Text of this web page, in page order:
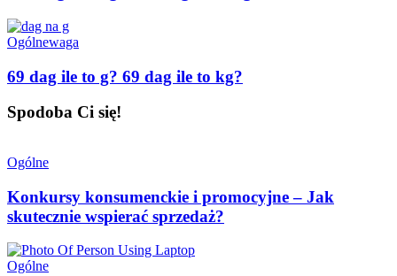
Ogólnewaga
69 dag ile to g? 69 dag ile to kg?
Spodoba Ci się!
Ogólne
Konkursy konsumenckie i promocyjne – Jak
skutecznie wspierać sprzedaż?
Ogólne